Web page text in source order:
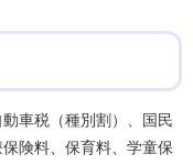
車税（種別割）、国民
険料、保育料、学童保